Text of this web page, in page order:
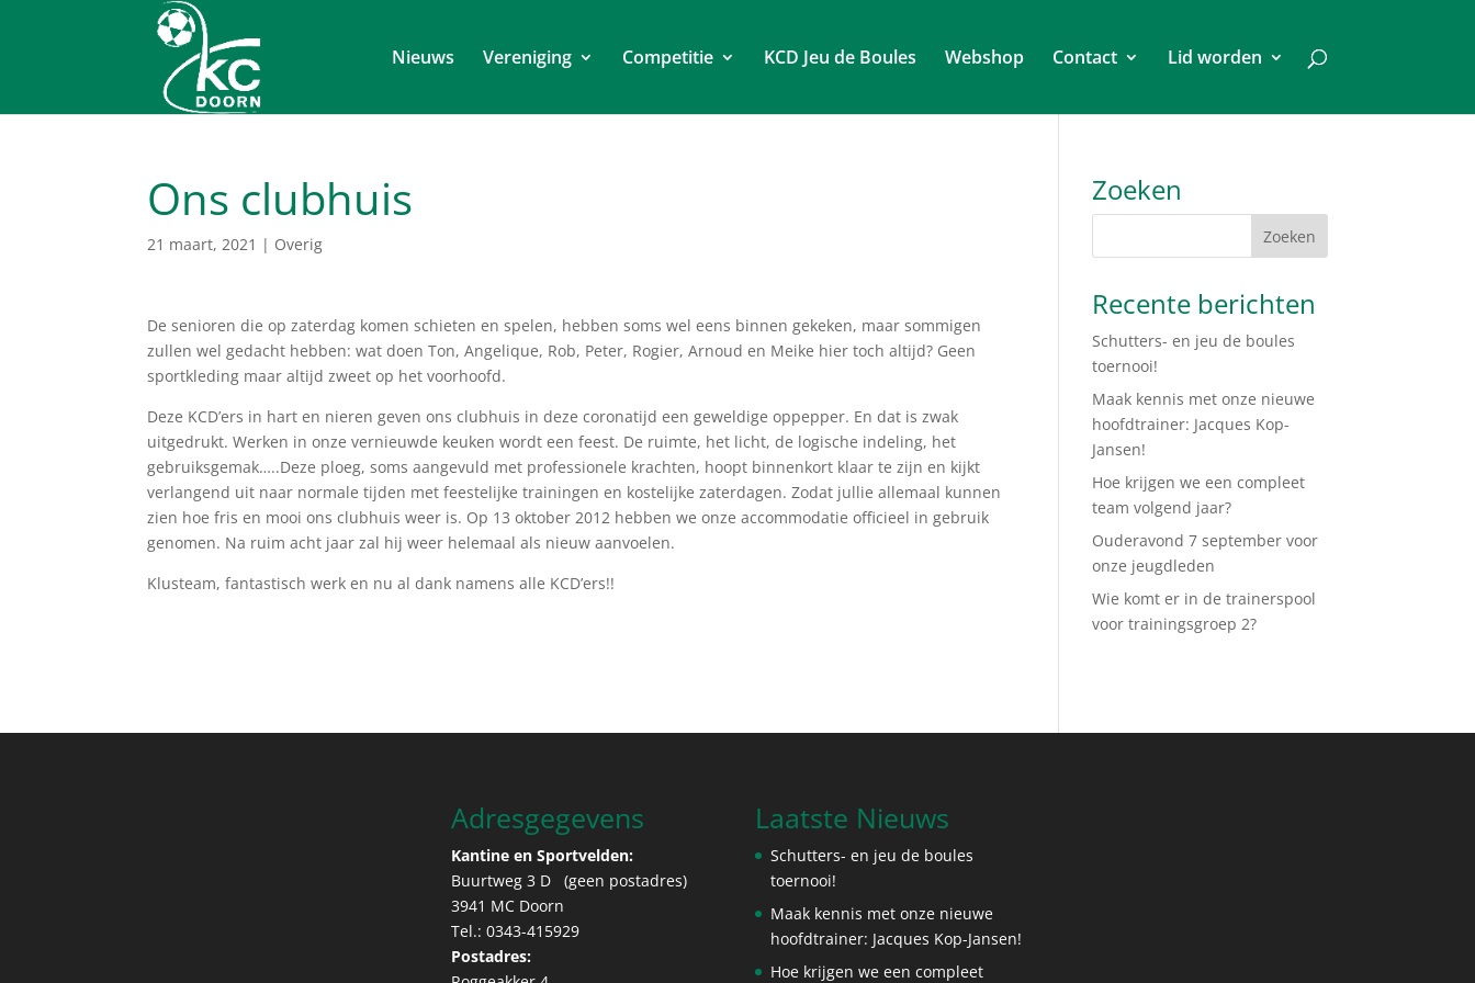
Nieuws Vereniging Competitie KCD Jeu de Boules Webshop Contact Lid worden
Ons clubhuis
21 maart, 2021 | Overig
De senioren die op zaterdag komen schieten en spelen, hebben soms wel eens binnen gekeken, maar sommigen
zullen wel gedacht hebben: wat doen Ton, Angelique, Rob, Peter, Rogier, Arnoud en Meike hier toch altijd? Geen
sportkleding maar altijd zweet op het voorhoofd.
Deze KCD’ers in hart en nieren geven ons clubhuis in deze coronatijd een geweldige oppepper. En dat is zwak
uitgedrukt. Werken in onze vernieuwde keuken wordt een feest. De ruimte, het licht, de logische indeling, het
gebruiksgemak…..Deze ploeg, soms aangevuld met professionele krachten, hoopt binnenkort klaar te zijn en kijkt
verlangend uit naar normale tijden met feestelijke trainingen en kostelijke zaterdagen. Zodat jullie allemaal kunnen
zien hoe fris en mooi ons clubhuis weer is. Op 13 oktober 2012 hebben we onze accommodatie officieel in gebruik
genomen. Na ruim acht jaar zal hij weer helemaal als nieuw aanvoelen.
Klusteam, fantastisch werk en nu al dank namens alle KCD’ers!!
Zoeken
Recente berichten
Schutters- en jeu de boules
toernooi!
Maak kennis met onze nieuwe
hoofdtrainer: Jacques Kop-
Jansen!
Hoe krijgen we een compleet
team volgend jaar?
Ouderavond 7 september voor
onze jeugdleden
Wie komt er in de trainerspool
voor trainingsgroep 2?
Adresgegevens
Kantine en Sportvelden:
Buurtweg 3 D (geen postadres)
3941 MC Doorn
Tel.: 0343-415929
Postadres:
Laatste Nieuws
Schutters- en jeu de boules
toernooi!
Maak kennis met onze nieuwe
hoofdtrainer: Jacques Kop-Jansen!
Hoe krijgen we een compleet